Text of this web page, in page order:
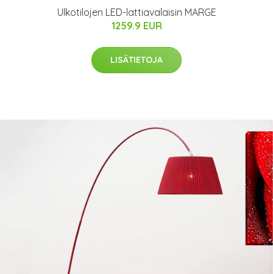
Ulkotilojen LED-lattiavalaisin MARGE
1259.9 EUR
LISÄTIETOJA